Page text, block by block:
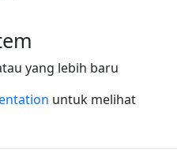
yang lebih baru
untuk melihat